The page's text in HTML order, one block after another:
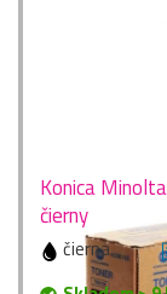
Konica
čierny
čierna